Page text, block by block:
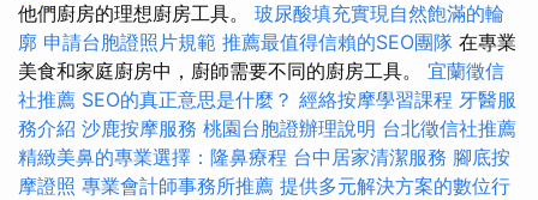
他們廚房的理想廚房工具。 玻尿酸填充實現自然飽滿的輪
廓 申請台胞證照片規範 推薦最值得信賴的SEO團隊 在專業
美食和家庭廚房中，廚師需要不同的廚房工具。 宜蘭徵信
社推薦 SEO的真正意思是什麼？ 經絡按摩學習課程 牙醫服
務介紹 沙鹿按摩服務 桃園台胞證辦理說明 台北徵信社推薦
精緻美鼻的專業選擇：隆鼻療程 台中居家清潔服務 腳底按
摩證照 專業會計師事務所推薦 提供多元解決方案的數位行